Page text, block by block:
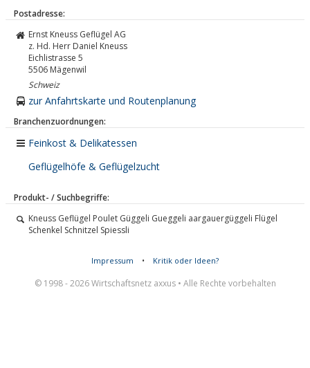
Postadresse:
Ernst Kneuss Geflügel AG
z. Hd. Herr Daniel Kneuss
Eichlistrasse 5
5506 Mägenwil
Schweiz
zur Anfahrtskarte und Routenplanung
Branchenzuordnungen:
Feinkost & Delikatessen
Geflügelhöfe & Geflügelzucht
Produkt- / Suchbegriffe:
Kneuss Geflügel Poulet Güggeli Gueggeli aargauergüggeli Flügel
Schenkel Schnitzel Spiessli
Impressum • Kritik oder Ideen?
© 1998 - 2026 Wirtschaftsnetz axxus • Alle Rechte vorbehalten